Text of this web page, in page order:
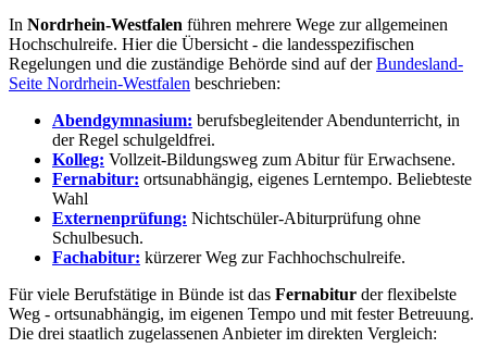
In Nordrhein-Westfalen führen mehrere Wege zur allgemeinen
Hochschulreife. Hier die Übersicht - die landesspezifischen
Regelungen und die zuständige Behörde sind auf derBundesland-
Seite Nordrhein-Westfalen beschrieben:
Abendgymnasium: berufsbegleitender Abendunterricht, in
der Regel schulgeldfrei.
Kolleg: Vollzeit-Bildungsweg zum Abitur für Erwachsene.
Fernabitur: ortsunabhängig, eigenes Lerntempo. Beliebteste
Wahl
Externenprüfung: Nichtschüler-Abiturprüfung ohne
Schulbesuch.
Fachabitur: kürzerer Weg zur Fachhochschulreife.
Für viele Berufstätige in Bünde ist das Fernabitur der flexibelste
Weg - ortsunabhängig, im eigenen Tempo und mit fester Betreuung.
Die drei staatlich zugelassenen Anbieter im direkten Vergleich: